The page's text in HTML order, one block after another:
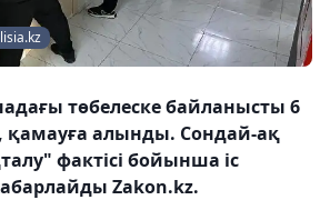
төбелеске байланысты 6
қамауға алынды. Сондай-ақ
фактісі бойынша іс
Zakon.kz.